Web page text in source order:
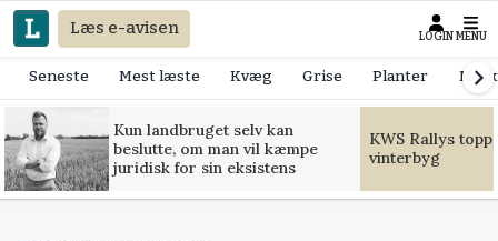
Læs e-avisen LOGIN MENU
Seneste Mest læste Kvæg Grise Planter
Kun landbruget selv kan
beslutte, om man vil kæmpe
juridisk for sin eksistens
KWS Rallys
vinterbyg